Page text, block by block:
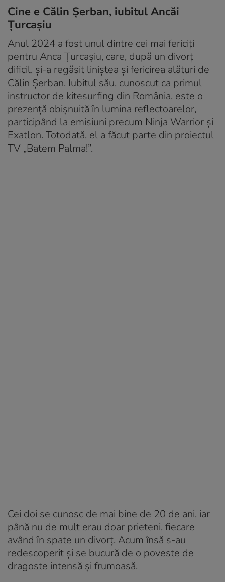
Cine e Călin Șerban, iubitul Ancăi
Țurcașiu
Anul 2024 a fost unul dintre cei mai fericiți
pentru Anca Țurcașiu, care, după un divorț
dificil, și-a regăsit liniștea și fericirea alături de
Călin Șerban. Iubitul său, cunoscut ca primul
instructor de kitesurfing din România, este o
prezență obișnuită în lumina reflectoarelor,
participând la emisiuni precum Ninja Warrior și
Exatlon. Totodată, el a făcut parte din proiectul
TV „Batem Palma!”.
Cei doi se cunosc de mai bine de 20 de ani, iar
până nu de mult erau doar prieteni, fiecare
având în spate un divorț. Acum însă s-au
redescoperit și se bucură de o poveste de
dragoste intensă și frumoasă.